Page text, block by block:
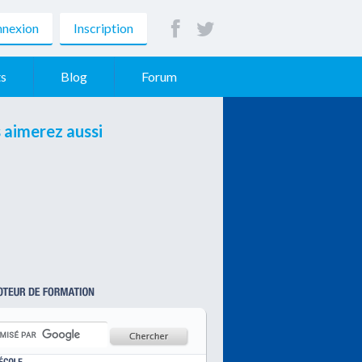
Inscription
Blog Forum
aimerez aussi